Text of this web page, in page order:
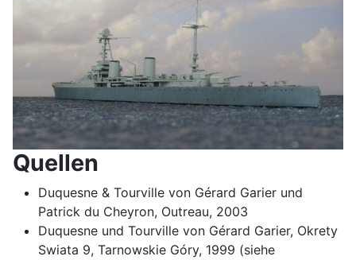
Quellen
Duquesne & Tourville von Gérard Garier und
Patrick du Cheyron, Outreau, 2003
Duquesne und Tourville von Gérard Garier, Okrety
Swiata 9, Tarnowskie Góry, 1999 (siehe